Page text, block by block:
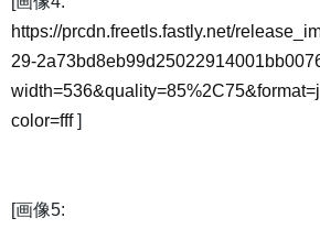
https://prcdn.freetls.fastly.net/
29-
color=fff]
[画像5: